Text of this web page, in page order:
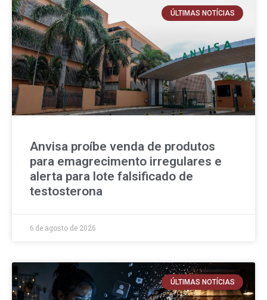
ÚLTIMAS NOTÍCIAS
Anvisa proíbe venda de produtos
para emagrecimento irregulares e
alerta para lote falsificado de
testosterona
6 de agosto de 2026
ÚLTIMAS NOTÍCIAS